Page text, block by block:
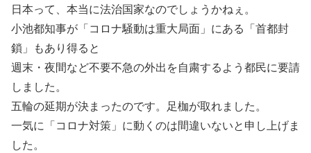
日本って、本当に法治国家なのでしょうかねぇ。
小池都知事が「コロナ騒動は重大局面」にある「首都封
鎖」もあり得ると
週末・夜間など不要不急の外出を自粛するよう都民に要請
しました。
五輪の延期が決まったのです。足枷が取れました。
一気に「コロナ対策」に動くのは間違いないと申し上げま
した。